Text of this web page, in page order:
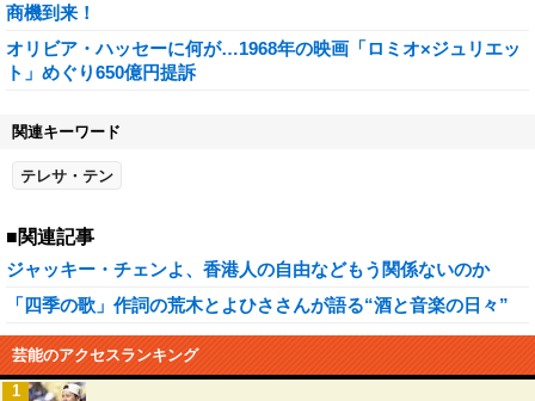
商機到来！
オリビア・ハッセーに何が…1968年の映画「ロミオ×ジュリエッ
ト」めぐり650億円提訴
関連キーワード
テレサ・テン
■関連記事
ジャッキー・チェンよ、香港人の自由などもう関係ないのか
「四季の歌」作詞の荒木とよひささんが語る“酒と音楽の日々”
芸能のアクセスランキング
1